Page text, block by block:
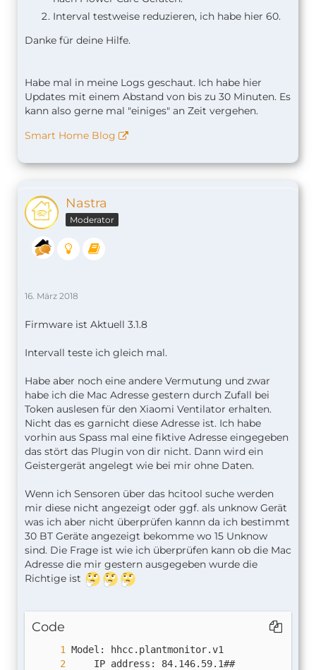
Interval testweise reduzieren, ich habe hier 60.
Danke für deine Hilfe.
Habe mal in meine Logs geschaut. Ich habe hier
Updates mit einem Abstand von bis zu 30 Minuten. Es
kann also gerne mal "einiges" an Zeit vergehen.
Smart Home Blog
Nastra
Moderator
16. März 2018
Firmware ist Aktuell 3.1.8
Intervall teste ich gleich mal.
Habe aber noch eine andere Vermutung und zwar
habe ich die Mac Adresse gestern durch Zufall bei
Token auslesen für den Xiaomi Ventilator erhalten.
Nicht das es garnicht diese Adresse ist. Ich habe
vorhin aus Spass mal eine fiktive Adresse eingegeben
das stört das Plugin von dir nicht. Dann wird ein
Geistergerät angelegt wie bei mir ohne Daten.
Wenn ich Sensoren über das hcitool suche werden
mir diese nicht angezeigt oder ggf. als unknow Gerät
was ich aber nicht überprüfen kannn da ich bestimmt
30 BT Geräte angezeigt bekomme wo 15 Unknow
sind. Die Frage ist wie ich überprüfen kann ob die Mac
Adresse die mir gestern ausgegeben wurde die
Richtige ist
Code